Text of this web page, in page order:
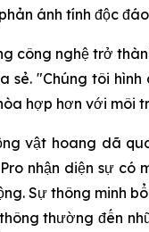
ánh tính độc
công nghệ trở
sẻ. "Chúng tôi
hợp hơn với môi
vật hoang dã
nhận diện sự
Sự thông minh
thường đến